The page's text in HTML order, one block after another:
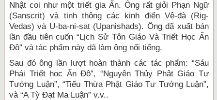
Nhật coi như một triết gia Ẩn. Ông rất giỏi Phạn Ngữ
(Sanscrit) và tinh thông các kinh điển Vệ-đà (Rig-
Vedas) và U-ba-ni-sat (Upanishads). Ông đã xuất bản
lần đầu tiên cuốn “Lịch Sử Tôn Giáo Và Triết Học Ấn
Độ" và tác phẩm này dã làm ông nổi tiếng.
Sau đó ông lần lượt hoàn thành các tác phẩm: “Sáu
Phái Triết học Ấn Độ”, “Nguyên Thủy Phật Giáo Tư
Tưởng Luận”, “Tiểu Thừa Phật Giáo Tư Tưởng Luận”,
và “A Tỳ Đạt Ma Luận” v.v..